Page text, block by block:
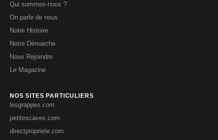
Qui sommes-nous ?
On parle de nous
Notre Histoire
Notre Démarche
Nous Rejoindre
Le Magazine
NOS SITES PARTICULIERS
lesgrappes.com
petitescaves.com
directpropriete.com